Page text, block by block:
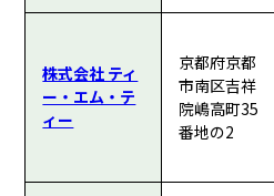
株式会社 ティ
ー・エム・テ
ィー
京都府京都
市南区吉祥
院嶋高町35
番地の2